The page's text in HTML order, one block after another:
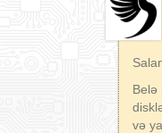
Belə
və